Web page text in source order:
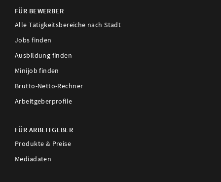
FÜR BEWERBER
Alle Tätigkeitsbereiche nach Stadt
Jobs finden
Ausbildung finden
Minijob finden
Brutto-Netto-Rechner
Arbeitgeberprofile
FÜR ARBEITGEBER
Produkte & Preise
Mediadaten